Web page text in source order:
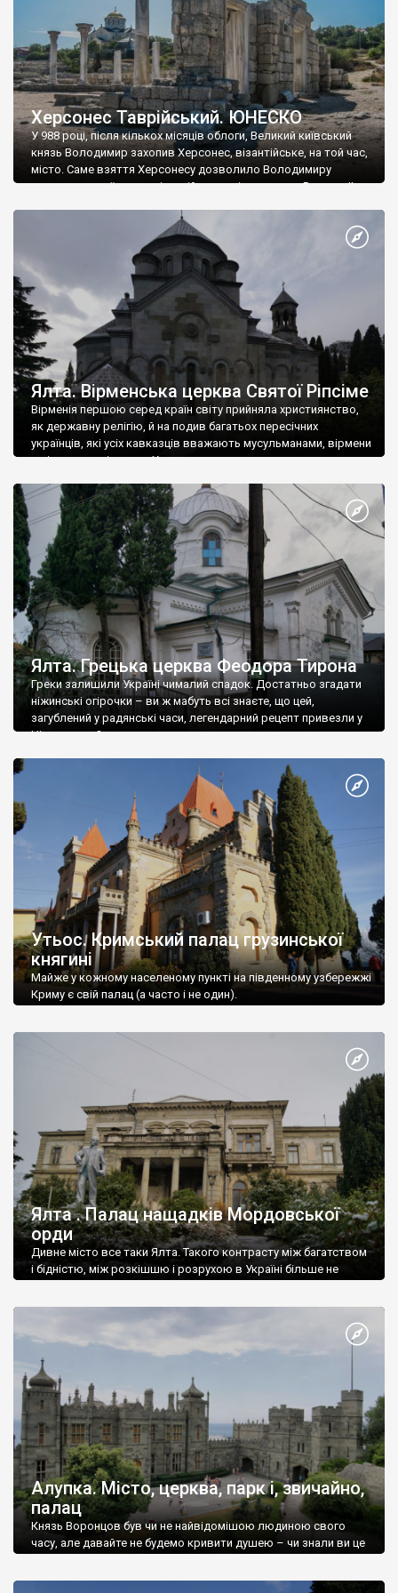
Херсонес Таврійський. ЮНЕСКО
У 988 році, після кількох місяців облоги, Великий київський
князь Володимир захопив Херсонес, візантійське, на той час,
місто. Саме взяття Херсонесу дозволило Володимиру
диктувати свої умови візантійському імператору Василю ІІ, та
Херсонесі Володимир-язичник, став Василем-християнином.
А потім було Хрещення Русі. На честь Херсонесу Таврійського
Ялта. Вірменська церква Святої Ріпсіме
Вірменія першою серед країн світу прийняла християнство,
як державну релігію, й на подив багатьох пересічних
українців, які усіх кавказців вважають мусульманами, вірмени
є відданими вірянами Христа
Ялта. Грецька церква Феодора Тирона
Греки залишили Україні чималий спадок. Достатньо згадати
ніжинські огірочки – ви ж мабуть всі знаєте, що цей,
загублений у радянські часи, легендарний рецепт привезли у
Ніжин греки?
Утьос. Кримський палац грузинської
княгині
Майже у кожному населеному пункті на південному узбережжі
Криму є свій палац (а часто і не один).
Ялта . Палац нащадків Мордовської
орди
Дивне місто все таки Ялта. Такого контрасту між багатством
і бідністю, між розкішшю і розрухою в Україні більше не
Алупка. Місто, церква, парк і, звичайно,
палац
Князь Воронцов був чи не найвідомішою людиною свого
часу, але давайте не будемо кривити душею – чи знали ви це